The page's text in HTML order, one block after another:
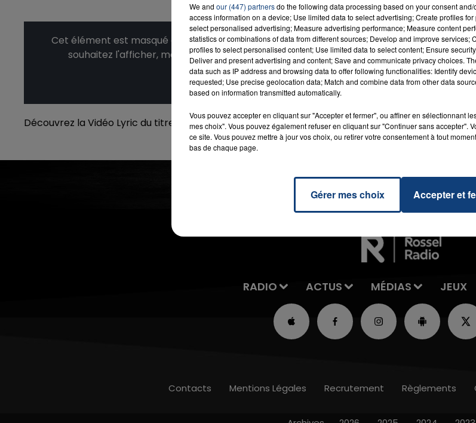
Cet élément est masqué compte-tenu du refus du dépôt de cookies que vous avez
souhaitez l'afficher, merci de nous donner votre accord en cliquant sur le bouton ci-
Afficher l'élément
Découvrez la Vidéo Lyric du titre El Profesor "Bella Ciao" remixé par Hugel.
RADIO ACTUS MÉDIAS JEUX
Contacts Mentions Légales Recrutement Règlements
We and our (447) partnersdo the following data processing based on your consent
access information on a device; Use limited data to select advertising; Create profiles
select personalised advertising; Measure advertising performance; Measure content
statistics or combinations of data from different sources; Develop and improve services;
profiles to select personalised content; Use limited data to select content; Ensure
Deliver and present advertising and content; Save and communicate privacy choices.
data such as IP address and browsing data to offer following functionalities: Identify
requested; Use precise geolocation data; Match and combine data from other data
based on information transmitted automatically.
Vous pouvez accepter en cliquant sur "Accepter et fermer", ou affiner en sélectionnant
mes choix". Vous pouvez également refuser en cliquant sur "Continuer sans accepter".
ce site. Vous pouvez mettre à jour vos choix, ou retirer votre consentement à tout
bas de chaque page.
Gérer mes choix Accepter et